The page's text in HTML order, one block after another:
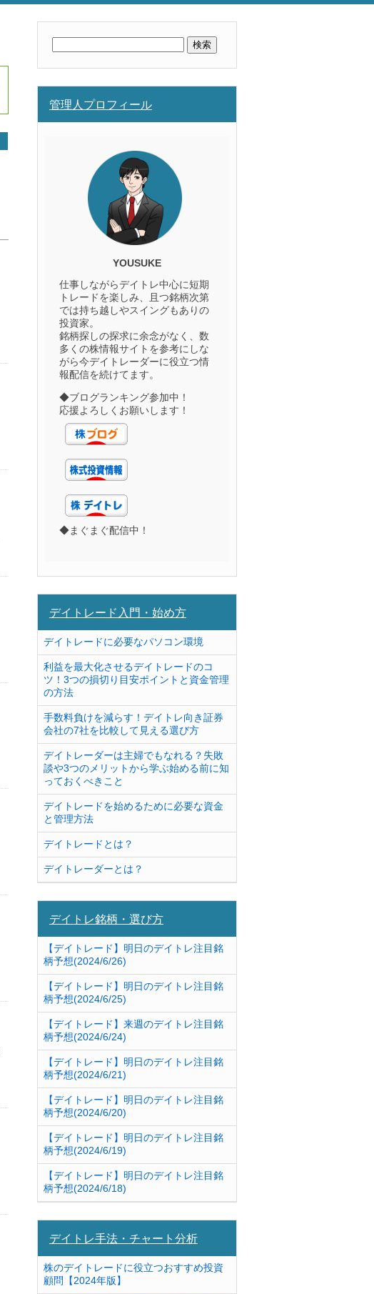
検
索:
管理人プロフィール
YOUSUKE
仕事しながらデイトレ中心に短期
トレードを楽しみ、且つ銘柄次第
では持ち越しやスイングもありの
投資家。
銘柄探しの探求に余念がなく、数
多くの株情報サイトを参考にしな
がら今デイトレーダーに役立つ情
報配信を続けてます。
◆ブログランキング参加中！
応援よろしくお願いします！
◆まぐまぐ配信中！
デイトレード入門・始め方
デイトレードに必要なパソコン環境
利益を最大化させるデイトレードのコ
ツ！3つの損切り目安ポイントと資金管理
の方法
手数料負けを減らす！デイトレ向き証券
会社の7社を比較して見える選び方
デイトレーダーは主婦でもなれる？失敗
談や3つのメリットから学ぶ始める前に知
っておくべきこと
デイトレードを始めるために必要な資金
と管理方法
デイトレードとは？
デイトレーダーとは？
デイトレ銘柄・選び方
【デイトレード】明日のデイトレ注目銘
柄予想(2024/6/26)
【デイトレード】明日のデイトレ注目銘
柄予想(2024/6/25)
【デイトレード】来週のデイトレ注目銘
柄予想(2024/6/24)
【デイトレード】明日のデイトレ注目銘
柄予想(2024/6/21)
【デイトレード】明日のデイトレ注目銘
柄予想(2024/6/20)
【デイトレード】明日のデイトレ注目銘
柄予想(2024/6/19)
【デイトレード】明日のデイトレ注目銘
柄予想(2024/6/18)
デイトレ手法・チャート分析
株のデイトレードに役立つおすすめ投資
顧問【2024年版】